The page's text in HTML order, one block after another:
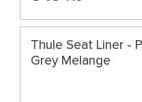
Thule Seat Liner -
Grey Melange